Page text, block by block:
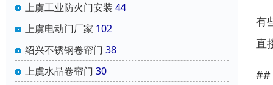
上虞工业防火门安装 44
上虞电动门厂家 102
绍兴不锈钢卷帘门 38
上虞水晶卷帘门 30
有
直
##